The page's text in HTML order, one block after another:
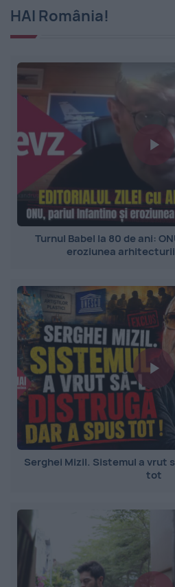
HAI România!
Turnul Babel la 80 de ani:
eroziunea
Serghei Mizil. Sistemul a vrut
tot